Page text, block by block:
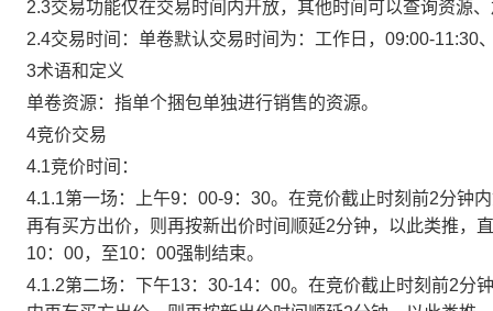
2.3交易功能仅在交易时间内开放，其他时间可以查询资源
2.4交易时间：单卷默认交易时间为：工作日，09:00-11:30
3术语和定义
单卷资源：指单个捆包单独进行销售的资源。
4竞价交易
4.1竞价时间：
4.1.1第一场：上午9：00-9：30。在竞价截止时刻前2分钟
再有买方出价，则再按新出价时间顺延2分钟，以此类推，
10：00，至10：00强制结束。
4.1.2第二场：下午13：30-14：00。在竞价截止时刻前2分